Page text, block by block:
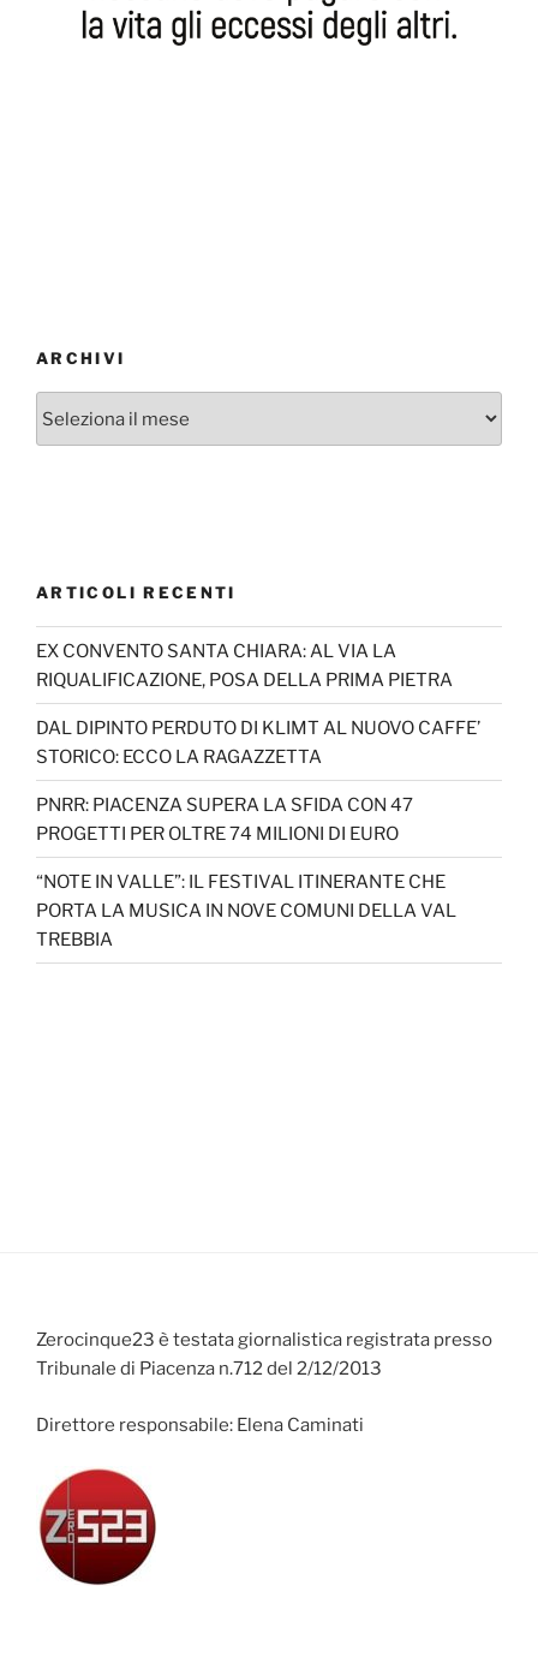
ARCHIVI
ARTICOLI RECENTI
EX CONVENTO SANTA CHIARA: AL VIA LA
RIQUALIFICAZIONE, POSA DELLA PRIMA PIETRA
DAL DIPINTO PERDUTO DI KLIMT AL NUOVO CAFFE’
STORICO: ECCO LA RAGAZZETTA
PNRR: PIACENZA SUPERA LA SFIDA CON 47
PROGETTI PER OLTRE 74 MILIONI DI EURO
“NOTE IN VALLE”: IL FESTIVAL ITINERANTE CHE
PORTA LA MUSICA IN NOVE COMUNI DELLA VAL
TREBBIA
Zerocinque23 è testata giornalistica registrata presso
Tribunale di Piacenza n.712 del 2/12/2013
Direttore responsabile: Elena Caminati